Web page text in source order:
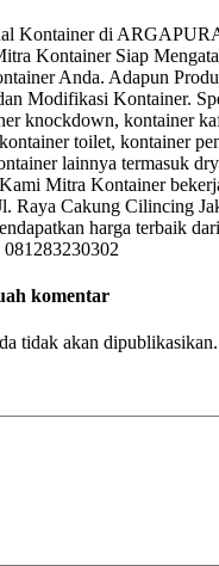
Kontainer di
Kontainer Siap
Anda. Adapun
Modifikasi Kontainer.
knockdown, kontainer
toilet, kontainer
lainnya termasuk
Mitra Kontainer
Raya Cakung Cilincing
harga terbaik
komentar
tidak akan dipublikasikan.